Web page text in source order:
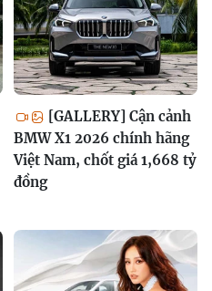
[GALLERY] Cận cảnh
BMW X1 2026 chính hãng
Việt Nam, chốt giá 1,668 tỷ
đồng